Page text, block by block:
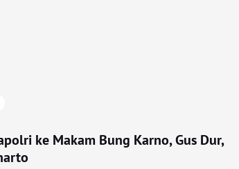
ke Makam Bung Karno, Gus Dur,